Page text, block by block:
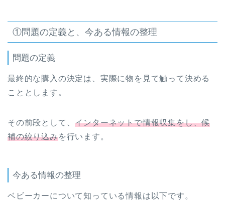
①問題の定義と、今ある情報の整理
問題の定義
最終的な購入の決定は、実際に物を見て触って決める
こととします。
その前段として、インターネットで情報収集をし、候
補の絞り込みを行います。
今ある情報の整理
ベビーカーについて知っている情報は以下です。